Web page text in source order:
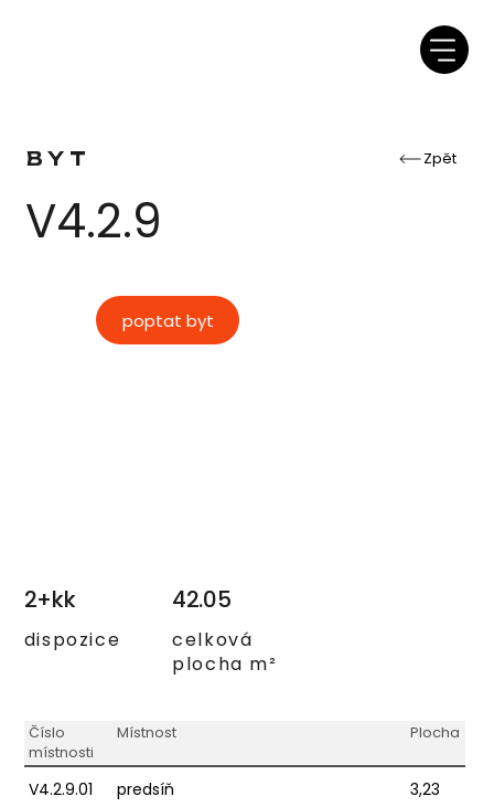
Zpět
BYT
V4.2.9
poptat byt
2+kk
dispozice
42.05
celková
plocha m²
Číslo
místnosti
Místnost Plocha
V4.2.9.01 predsíň 3,23